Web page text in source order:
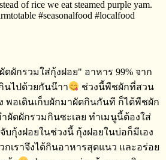
ผัดผักรวมใส่กุ้งฝอย" อาหาร​ 99% จาก
ไปด้วยกันน๊าา
ช่วงนี้พืชผักที่สวน
พอเดินเก็บผักมาผัดกิน​กันที ก็ได้พืชผัก
ผัดผักรวมกินซะเลย ทำเมนูนี้ต้องใส่
บกุ้งฝอยในช่วงนี้​ กุ้งฝอยในบ่อก็มีเอง
เราจึงได้กินอาหารสุดแนว​ และอร่อย